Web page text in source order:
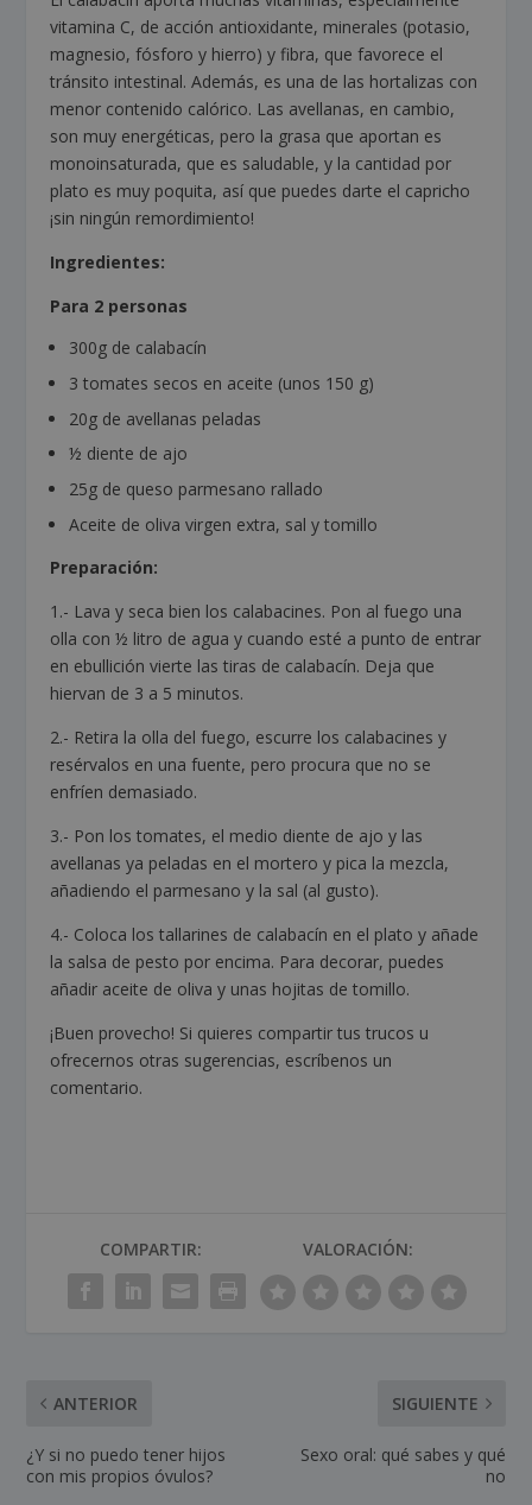
vitamina C, de acción antioxidante, minerales (potasio,
magnesio, fósforo y hierro) y fibra, que favorece el
tránsito intestinal. Además, es una de las hortalizas con
menor contenido calórico. Las avellanas, en cambio,
son muy energéticas, pero la grasa que aportan es
monoinsaturada, que es saludable, y la cantidad por
plato es muy poquita, así que puedes darte el capricho
¡sin ningún remordimiento!
Ingredientes:
Para 2 personas
300g de calabacín
3 tomates secos en aceite (unos 150 g)
20g de avellanas peladas
½ diente de ajo
25g de queso parmesano rallado
Aceite de oliva virgen extra, sal y tomillo
Preparación:
1.- Lava y seca bien los calabacines. Pon al fuego una
olla con ½ litro de agua y cuando esté a punto de entrar
en ebullición vierte las tiras de calabacín. Deja que
hiervan de 3 a 5 minutos.
2.- Retira la olla del fuego, escurre los calabacines y
resérvalos en una fuente, pero procura que no se
enfríen demasiado.
3.- Pon los tomates, el medio diente de ajo y las
avellanas ya peladas en el mortero y pica la mezcla,
añadiendo el parmesano y la sal (al gusto).
4.- Coloca los tallarines de calabacín en el plato y añade
la salsa de pesto por encima. Para decorar, puedes
añadir aceite de oliva y unas hojitas de tomillo.
¡Buen provecho! Si quieres compartir tus trucos u
ofrecernos otras sugerencias, escríbenos un
comentario.
COMPARTIR: VALORACIÓN:
ANTERIOR
¿Y si no puedo tener hijos
con mis propios óvulos?
SIGUIENTE
Sexo oral: qué sabes y qué
no